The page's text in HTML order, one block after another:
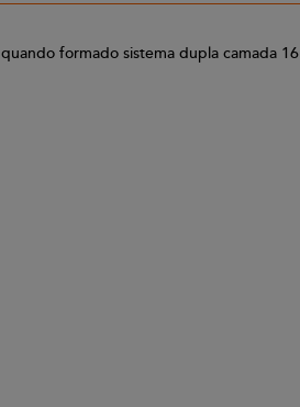
formado sistema dupla camada 16